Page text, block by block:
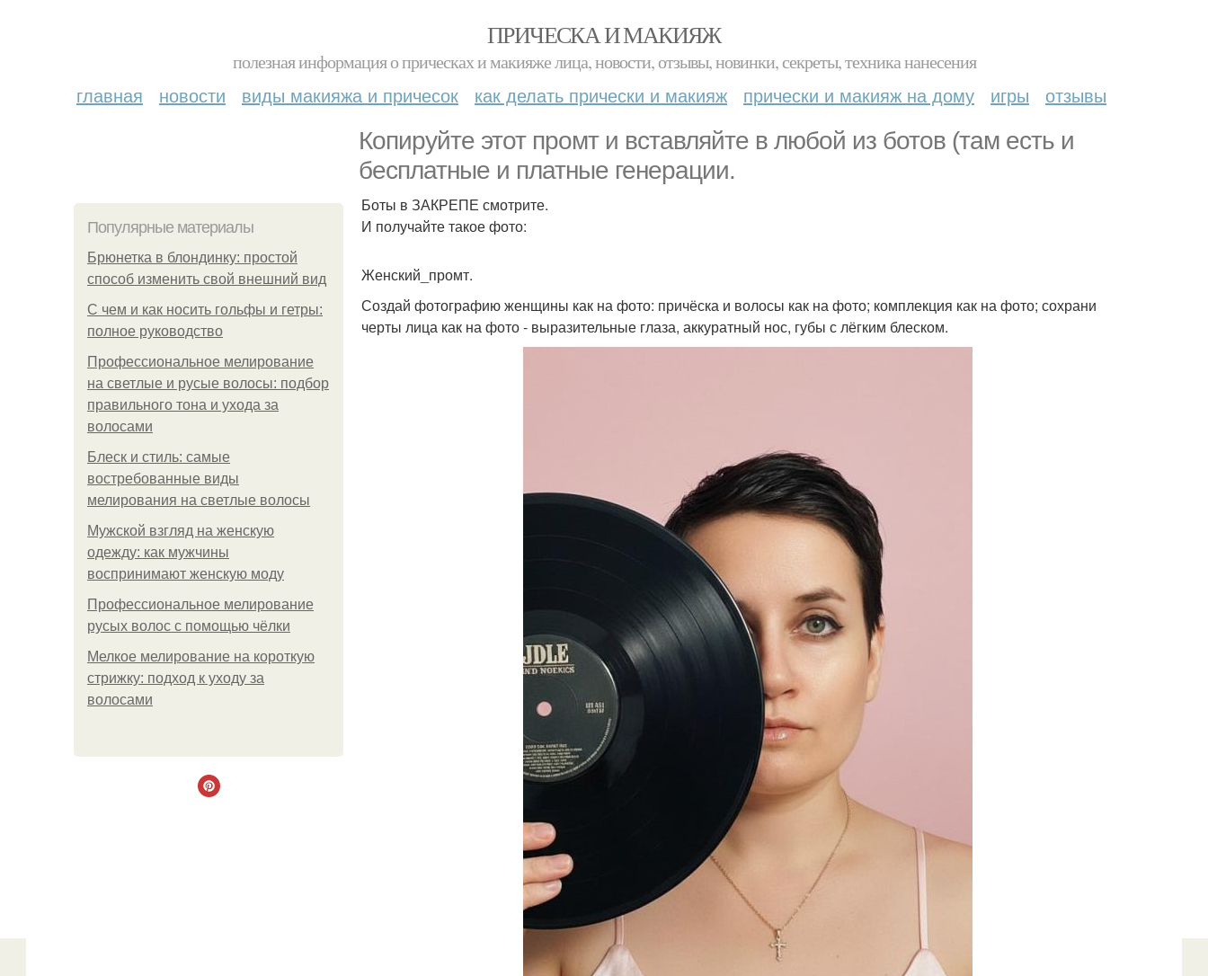
ПРИЧЕСКА И МАКИЯЖ
полезная информация о прическах и макияже лица, новости, отзывы, новинки, секреты, техника нанесения
главная новости виды макияжа и причесок как делать прически и макияж прически и макияж на дому игры отзывы
Копируйте этот промт и вставляйте в любой из ботов (там есть и
бесплатные и платные генерации.
Популярные материалы
Брюнетка в блондинку: простой
способ изменить свой внешний вид
С чем и как носить гольфы и гетры:
полное руководство
Профессиональное мелирование
на светлые и русые волосы: подбор
правильного тона и ухода за
волосами
Блеск и стиль: самые
востребованные виды
мелирования на светлые волосы
Мужской взгляд на женскую
одежду: как мужчины
воспринимают женскую моду
Профессиональное мелирование
русых волос с помощью чёлки
Мелкое мелирование на короткую
стрижку: подход к уходу за
волосами
Боты в ЗАКРЕПЕ смотрите.
И получайте такое фото:
Женский_промт.
Создай фотографию женщины как на фото: причёска и волосы как на фото; комплекция как на фото; сохрани
черты лица как на фото - выразительные глаза, аккуратный нос, губы с лёгким блеском.